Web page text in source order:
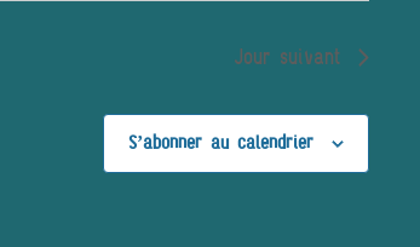
Jour suivant
S’abonner au calendrier